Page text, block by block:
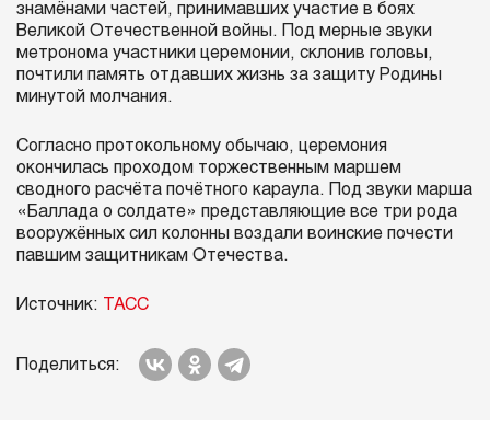
знамёнами частей, принимавших участие в боях
Великой Отечественной войны. Под мерные звуки
метронома участники церемонии, склонив головы,
почтили память отдавших жизнь за защиту Родины
минутой молчания.
Согласно протокольному обычаю, церемония
окончилась проходом торжественным маршем
сводного расчёта почётного караула. Под звуки марша
«Баллада о солдате» представляющие все три рода
вооружённых сил колонны воздали воинские почести
павшим защитникам Отечества.
Источник: ТАСС
Поделиться: